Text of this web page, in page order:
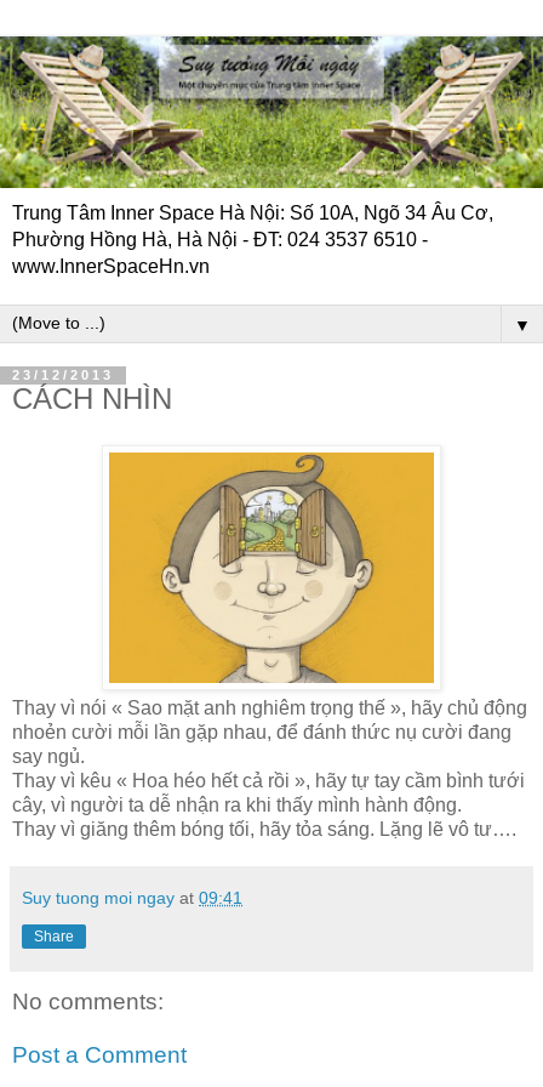
Trung Tâm Inner Space Hà Nội: Số 10A, Ngõ 34 Âu Cơ,
Phường Hồng Hà, Hà Nội - ĐT: 024 3537 6510 -
www.InnerSpaceHn.vn
▼
23/12/2013
CÁCH NHÌN
Thay vì nói « Sao mặt anh nghiêm trọng thế », hãy chủ động
nhoẻn cười mỗi lần gặp nhau, để đánh thức nụ cười đang
say ngủ.
Thay vì kêu « Hoa héo hết cả rồi », hãy tự tay cầm bình tưới
cây, vì người ta dễ nhận ra khi thấy mình hành động.
Thay vì giăng thêm bóng tối, hãy tỏa sáng. Lặng lẽ vô tư….
Suy tuong moi ngay at 09:41
Share
No comments:
Post a Comment